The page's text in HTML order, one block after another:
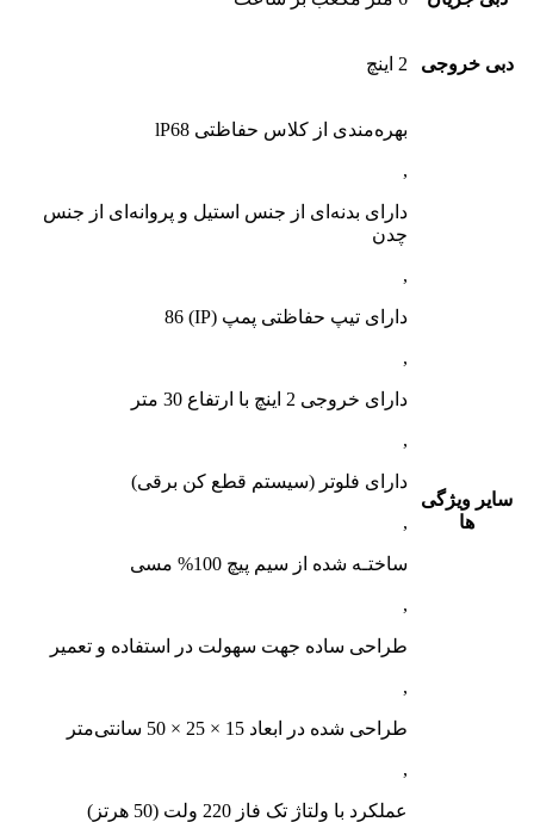
دبی خروجی 2 اینچ
سایر ویژگی
ها
بهره‌مندی از کلاس حفاظتی lP68
,
دارای بدنه‌ای از جنس استیل و پروانه‌ای از جنس
چدن
,
دارای تیپ حفاظتی پمپ (IP) 86
,
دارای خروجی 2 اینچ با ارتفاع 30 متر
,
دارای فلوتر (سیستم قطع کن برقی)
,
ساختـه شد‌ه از سیم پیچ 100% مسی
,
طراحی ساده جهت سهولت در استفاده و تعمیر
,
طراحی شد‌ه در ابعاد 15 × 25 × 50 سانتی‌متر
,
عملکرد با ولتاژ تک فاز 220 ولت (50 هرتز)